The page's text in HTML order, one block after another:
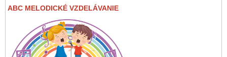
ABC MELODICKÉ VZDELÁVANIE